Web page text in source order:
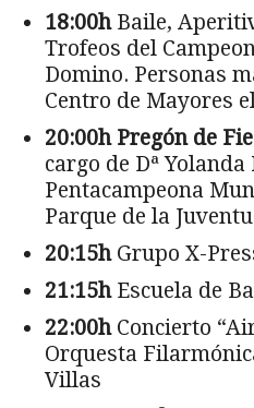
18:00hBaile,
Trofeos del
Domino. Personas
Centro de Mayores
20:00h Pregón de
cargo de Dª
Pentacampeona
Parque de la
20:15hGrupo X-
21:15hEscuela de
22:00hConcierto
Orquesta
Villas